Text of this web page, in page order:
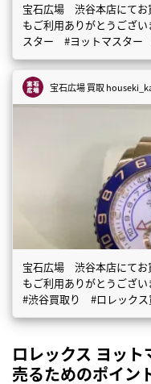
宝石広場 渋谷本店にてお
もご利用ありがとうござ
スター #ヨットマスター
宝石広場 買取
宝石広場 渋谷本店にてお
もご利用ありがとうござ
#渋谷買取り #ロレックス
ロレックス ヨッ
売るためのポイン